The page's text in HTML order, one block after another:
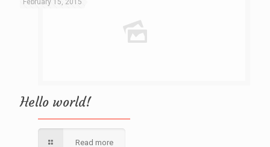
February 15, 2015
Hello world!
Read more